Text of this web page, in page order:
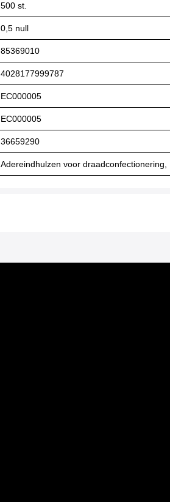
500 st.
0,5 null
85369010
4028177999787
EC000005
EC000005
36659290
Adereindhulzen voor draadconfectionering,